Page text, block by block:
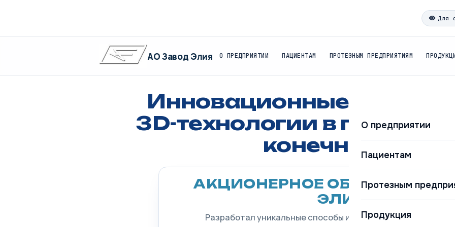
Для
АО Завод Элия О ПРЕДПРИЯТИИ ПАЦИЕНТАМ ПРОТЕЗНЫМ ПРЕДПРИЯТИЯМ
О предприятии
Пациентам
Протезным
Продукция
Инновационные
3D-технологии в
конечностей
АКЦИОНЕРНОЕ ОБЩЕСТВО
ЭЛИЯ
Разработал уникальные способы изготовления 3Д-